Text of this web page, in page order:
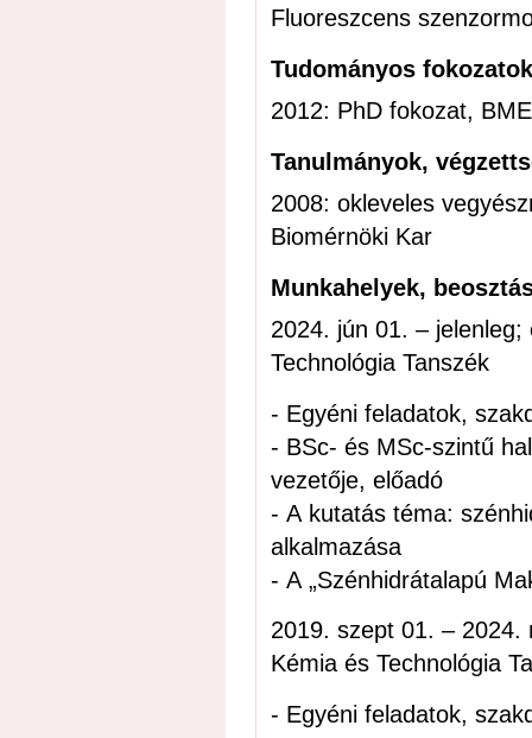
Fluoreszcens
Tudományos
2012: PhD fokozat,
Tanulmányok,
2008: okleveles
Biomérnöki Kar
Munkahelyek,
2024. jún 01. – jelenleg; egyetemi docens, BME Szerves Kémia és
Technológia Tanszék
- Egyéni feladatok,
- BSc- és MSc-szintű
vezetője, előadó
- A kutatás téma:
alkalmazása
- A „Szénhidrátalapú
2019. szept 01. – 2024. máj 31; egyetemi
Kémia és Technológia
- Egyéni feladatok,